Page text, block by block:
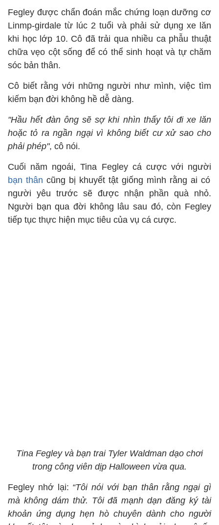
Fegley được chẩn đoán mắc chứng loạn dưỡng cơ
Linmp-girdale từ lúc 2 tuổi và phải sử dụng xe lăn
khi học lớp 10. Cô đã trải qua nhiều ca phẫu thuật
chữa vẹo cột sống để có thể sinh hoạt và tự chăm
sóc bản thân.
Cô biết rằng với những người như mình, việc tìm
kiếm bạn đời không hề dễ dàng.
"Hầu hết đàn ông sẽ sợ khi nhìn thấy tôi đi xe lăn
hoặc tỏ ra ngần ngại vì không biết cư xử sao cho
phải phép", cô nói.
Cuối năm ngoái, Tina Fegley cá cược với người
bạn thân cũng bị khuyết tật giống mình rằng ai có
người yêu trước sẽ được nhận phần quà nhỏ.
Người bạn qua đời không lâu sau đó, còn Fegley
tiếp tục thực hiện mục tiêu của vụ cá cược.
Tina Fegley và bạn trai Tyler Waldman dạo chơi
trong công viên dịp Halloween vừa qua.
Fegley nhớ lại: “Tôi nói với bạn thân rằng ngại gì
mà không dám thử. Tôi đã mạnh dạn đăng ký tài
khoản ứng dụng hẹn hò chuyên dành cho người